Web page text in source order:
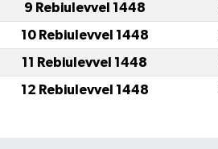
9 Rebiulevvel 1448
10 Rebiulevvel 1448
11 Rebiulevvel 1448
12 Rebiulevvel 1448